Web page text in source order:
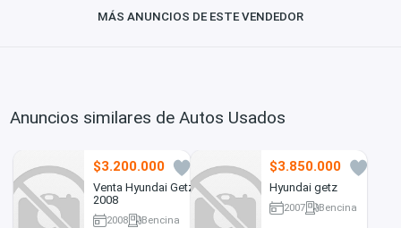
MÁS ANUNCIOS DE ESTE VENDEDOR
Anuncios similares de Autos Usados
$3.200.000
Venta Hyundai Getz
2008
2008
Bencina
$3.850.000
Hyundai getz
2007
Bencina